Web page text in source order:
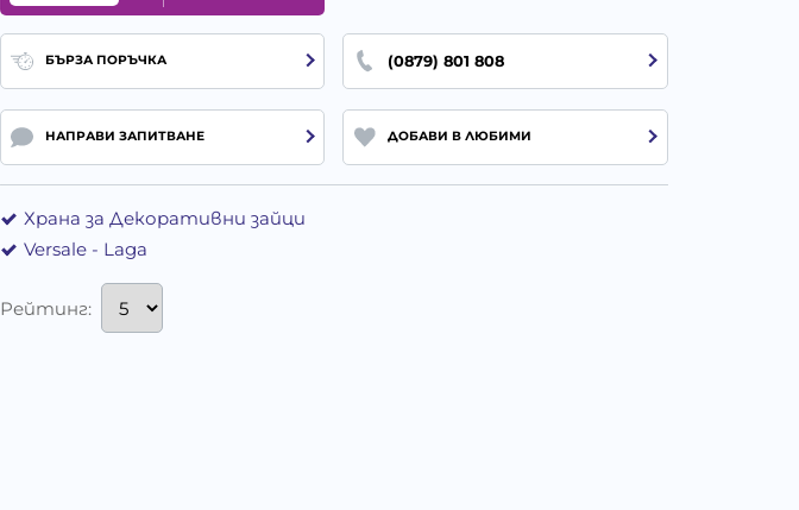
БЪРЗА ПОРЪЧКА (0879) 801 808
НАПРАВИ ЗАПИТВАНЕ ДОБАВИ В ЛЮБИМИ
Храна за Декоративни зайци
Versale - Laga
Рейтинг: